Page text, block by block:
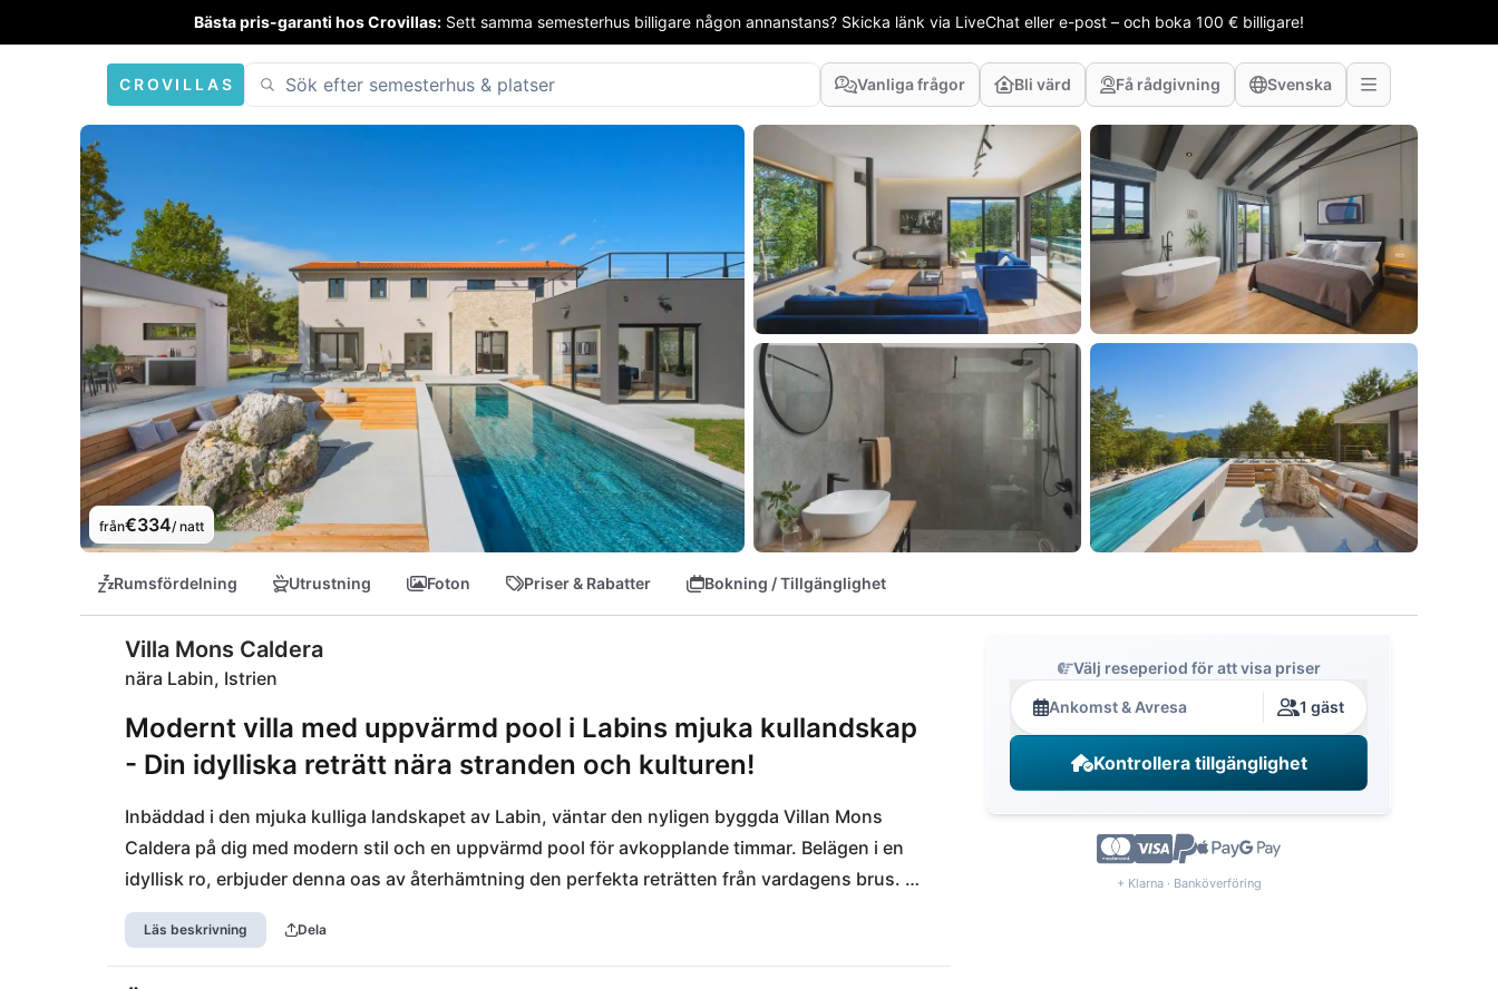
Bästa pris-garanti hos Crovillas: Sett samma semesterhus billigare någon annanstans? Skicka länk via LiveChat eller e-post – och boka 100 € billigare!
CROVILLAS Vanliga frågor Bli värd Få rådgivning Svenska
från€334/ natt
Rumsfördelning Utrustning Foton Priser & Rabatter Bokning / Tillgänglighet
Villa Mons Caldera
nära Labin, Istrien
Modernt villa med uppvärmd pool i Labins mjuka kullandskap
- Din idylliska reträtt nära stranden och kulturen!
Inbäddad i den mjuka kulliga landskapet av Labin, väntar den nyligen byggda Villan Mons
Caldera på dig med modern stil och en uppvärmd pool för avkopplande timmar. Belägen i en
idyllisk ro, erbjuder denna oas av återhämtning den perfekta reträtten från vardagens brus.
Bara 2,5 km bort hittar du allt du behöver för dagliga behov samt den charmiga restaurangen
Stare Staze. Området inbjuder till upptäcktsfärder: Från strandutflykter till hundstranden
Plomin eller Bobina till kulturella utflykter genom det närliggande Labin. Och om du är sugen på
Läs beskrivning Dela
Välj reseperiod för att visa priser
Ankomst & Avresa 1 gäst
Kontrollera tillgänglighet
+ Klarna · Banköverföring